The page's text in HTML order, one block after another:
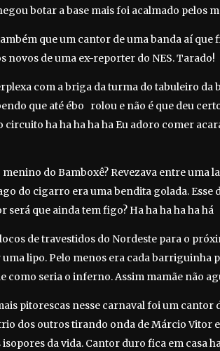
botar a base mais foi acalmado pelos
que um cantor de uma banda aí que
novos de uma ex-reporter do NES. Tarado!
com a briga da turma do tabuleiro da
que até ébo rolou e não é que deu
circuito ha ha ha ha ha Eu adoro comer
do Bamboxê? Revezava entre uma
do cigarro era uma bendita golada. Esse
será que ainda tem figo? Ha ha ha ha ha há
de travestidos do Nordeste para o
uma lipo. Pelo menos era cada barriguinha
como seria o inferno. Assim mamãe não
pitorescas nesse carnaval foi um cantor
dos outros tirando onda de Márcio Vitor
da vida. Cantor duro fica em casa